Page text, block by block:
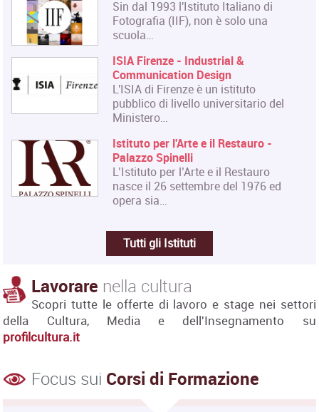
Sin dal 1993 l'Istituto Italiano di
Fotografia (IIF), non è solo una
scuola…
ISIA Firenze - Industrial &
Communication Design
L'ISIA di Firenze è un istituto
pubblico di livello universitario del
Ministero…
Istituto per l'Arte e il Restauro -
Palazzo Spinelli
L’Istituto per l’Arte e il Restauro
nasce il 26 settembre del 1976 ed
opera sia…
Tutti gli Istituti
Lavorare nella cultura
Scopri tutte le offerte di lavoro e stage nei settori
della Cultura, Media e dell'Insegnamento su
profilcultura.it
Focus sui Corsi di Formazione